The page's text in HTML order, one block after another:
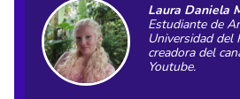
Laura Daniela
Estudiante de
Universidad del
creadora del
Youtube.